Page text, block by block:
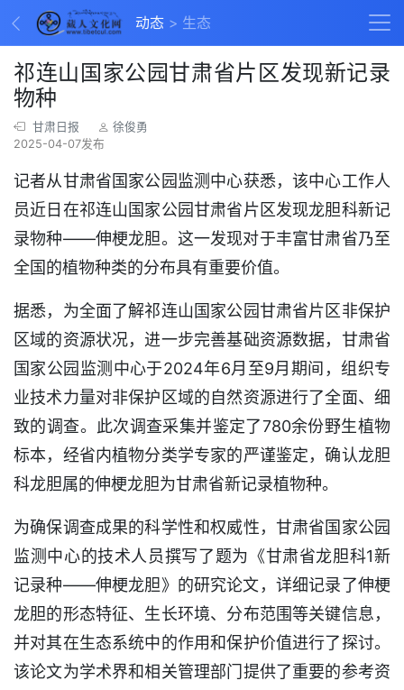
动态 生态
祁连山国家公园甘肃省片区发现新记录
物种
甘肃日报
徐俊勇
2025-04-07发布
记者从甘肃省国家公园监测中心获悉，该中心工作人
员近日在祁连山国家公园甘肃省片区发现龙胆科新记
录物种——伸梗龙胆。这一发现对于丰富甘肃省乃至
全国的植物种类的分布具有重要价值。
据悉，为全面了解祁连山国家公园甘肃省片区非保护
区域的资源状况，进一步完善基础资源数据，甘肃省
国家公园监测中心于2024年6月至9月期间，组织专
业技术力量对非保护区域的自然资源进行了全面、细
致的调查。此次调查采集并鉴定了780余份野生植物
标本，经省内植物分类学专家的严谨鉴定，确认龙胆
科龙胆属的伸梗龙胆为甘肃省新记录植物种。
为确保调查成果的科学性和权威性，甘肃省国家公园
监测中心的技术人员撰写了题为《甘肃省龙胆科1新
记录种——伸梗龙胆》的研究论文，详细记录了伸梗
龙胆的形态特征、生长环境、分布范围等关键信息，
并对其在生态系统中的作用和保护价值进行了探讨。
该论文为学术界和相关管理部门提供了重要的参考资